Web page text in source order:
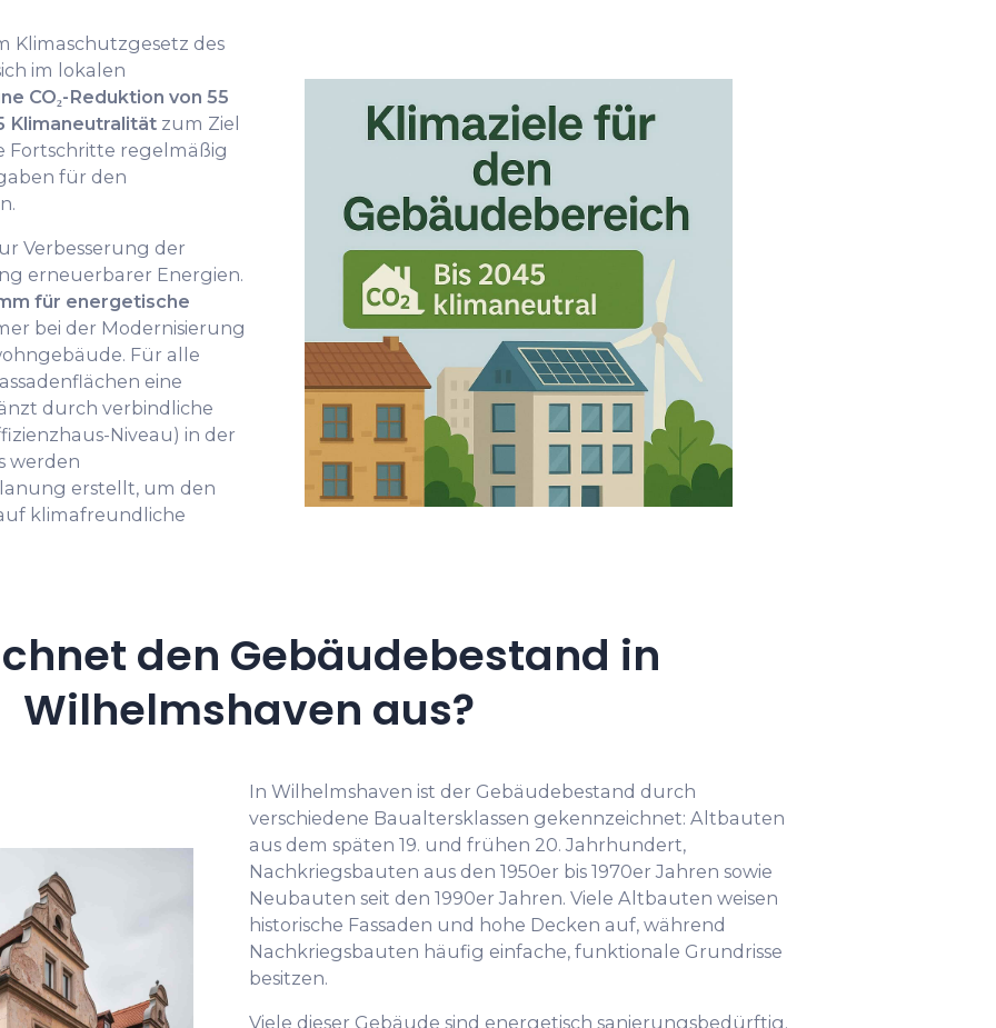
Klimaschutzgesetz des
im lokalen
CO₂-Reduktion von 55
Klimaneutralität zum Ziel
Fortschritte regelmäßig
für den
Verbesserung der
erneuerbarer Energien.
für energetische
bei der Modernisierung
Für alle
eine
durch verbindliche
Niveau) in der
werden
erstellt, um den
klimafreundliche
den Gebäudebestand in
Wilhelmshaven aus?
In Wilhelmshaven ist der Gebäudebestand durch
verschiedene Baualtersklassen gekennzeichnet: Altbauten
aus dem späten 19. und frühen 20. Jahrhundert,
Nachkriegsbauten aus den 1950er bis 1970er Jahren sowie
Neubauten seit den 1990er Jahren. Viele Altbauten weisen
historische Fassaden und hohe Decken auf, während
Nachkriegsbauten häufig einfache, funktionale Grundrisse
besitzen.
Viele dieser Gebäude sind energetisch sanierungsbedürftig.